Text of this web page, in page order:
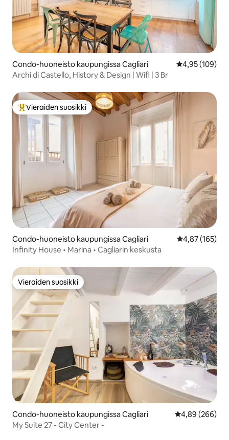
Condo-huoneisto kaupungissa Cagliari
4,95 (109)
Archi di Castello, History & Design | Wifi | 3 Br
Vieraiden suosikkien parhaimmistoa
Vieraiden suosikki
Condo-huoneisto kaupungissa Cagliari
4,87 (165)
Infinity House • Marina • Cagliarin keskusta
Vieraiden suosikki
Vieraiden suosikki
Condo-huoneisto kaupungissa Cagliari
4,89 (266)
My Suite 27 - City Center -